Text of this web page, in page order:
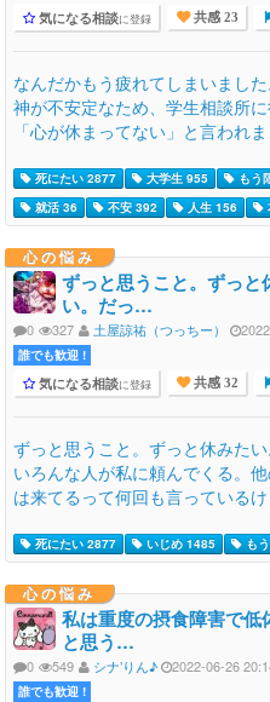
気になる相談に登録 共感 23
なんだかもう疲れてしまいまし
神が不安定なため、学生相談所
「心が休まってない」と言われ
死にたい 2877 大学生 955 もう
就活 36
不安 392 人生 156
心の悩み
ずっと思うこと。ずっ
い。だっ…
0 327 土屋諒祐（つっちー）
誰でも歓迎 !
気になる相談に登録 共感 32
ずっと思うこと。ずっと休みた
いろんな人が私に頼んでくる。
は来てるって何回も言っている
死にたい 2877 いじめ 1485 も
心の悩み
私は重度の摂食障害で
と思う…
0 549 シナ’りん♪ 2022-06-26
誰でも歓迎 !